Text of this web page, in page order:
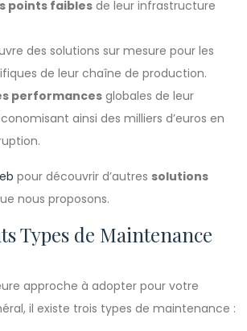
points faibles de leur infrastructure
des solutions sur mesure pour les
de leur chaîne de production.
performancesglobales de leur
ainsi des milliers d’euros en
pour découvrir d’autres solutions
nous proposons.
Types de Maintenance
approche à adopter pour votre
il existe trois types de maintenance :